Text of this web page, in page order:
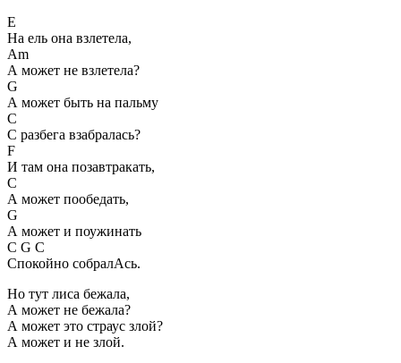
E
На ель она взлетела,
Am
А может не взлетела?
G
А может быть на пальму
C
С разбега взабралась?
F
И там она позавтракать,
C
А может пообедать,
G
А может и поужинать
C G C
Спокойно собралАсь.
Но тут лиса бежала,
А может не бежала?
А может это страус злой?
А может и не злой.